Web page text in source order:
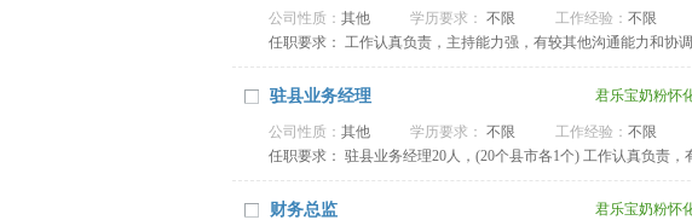
公司性质： 其他 学历要求： 不限 工作经验： 不限
任职要求： 工作认真负责，主持能力强，有较其他沟通能力和协
驻县业务经理 君乐宝奶粉怀
公司性质： 其他 学历要求： 不限 工作经验： 不限
任职要求： 驻县业务经理20人，(20个县市各1个) 工作认真负责
财务总监 君乐宝奶粉怀